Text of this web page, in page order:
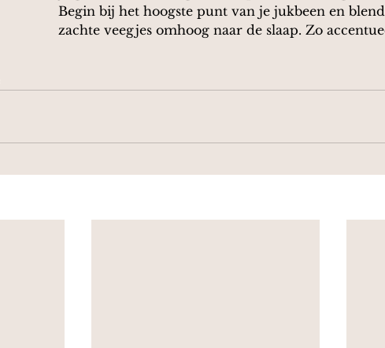
Begin bij het hoogste punt van je jukbeen en
zachte veegjes omhoog naar de slaap. Zo